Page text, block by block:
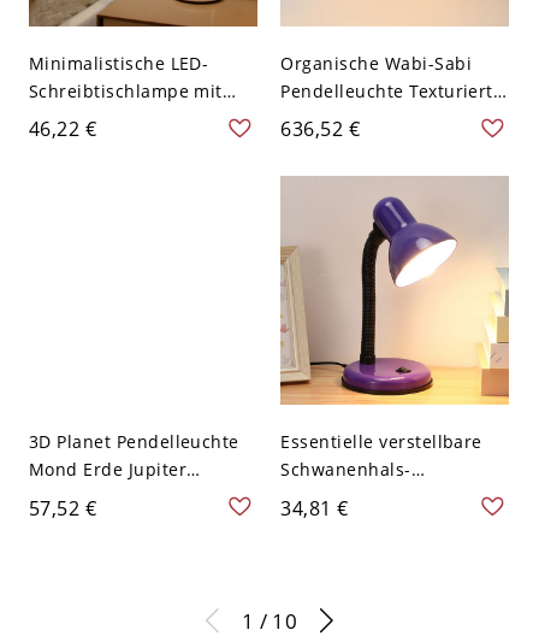
Minimalistische LED-
Schreibtischlampe mit
180-Grad-
46,22 €
Organische Wabi-Sabi
Pendelleuchte Texturierte
Skulpturale
120V Dunkel-Grün 99,06
636,52 €
3D Planet Pendelleuchte
Mond Erde Jupiter
Globuslampe, 3 Größen &
Dualspannungsoptionen -
57,52 €
Essentielle verstellbare
Schwanenhals-
Schreibtischlampe mit
Kunststofffassung - 110V-
34,81 €
1 / 10